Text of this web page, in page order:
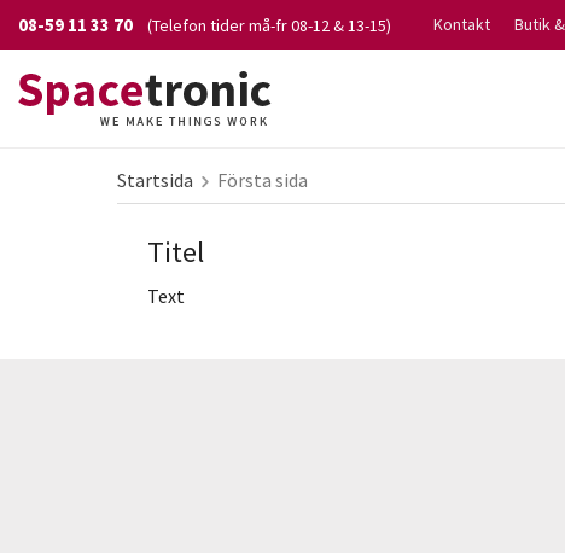
08-59 11 33 70 (Telefon tider må-fr 08-12 & 13-15) Kontakt Butik
Startsida Första sida
Titel
Text